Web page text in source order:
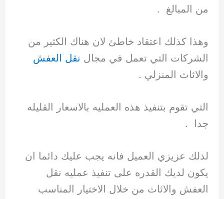
من المبالغ .
وهذا كذلك اعتقاد خاطئ لان هناك الكثير من
الشركات التي تعمل في مجال نقل العفش
والاثاث المنزلي .
التي تقوم بتنفيذ هذه العمليه بالاسعار القليله
جدا .
لذلك عزيزي العميل فانه يجب عليك دائما ان
يكون لديك القدره على تنفيذ عمليه نقل
العفش والاثاث من خلال الاختيار المناسب